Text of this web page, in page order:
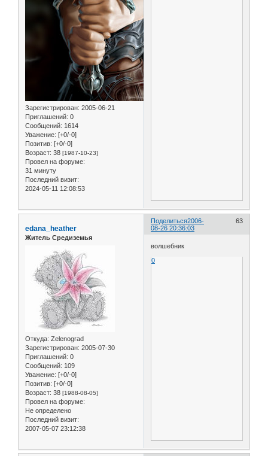
Зарегистрирован: 2005-06-21
Приглашений: 0
Сообщений: 1614
Уважение: [+0/-0]
Позитив: [+0/-0]
Возраст: 38 [1987-10-23]
Провел на форуме:
31 минуту
Последний визит:
2024-05-11 12:08:53
Поделиться 63
2006-
08-26 20:36:03
edana_heather
Житель Средиземья
Откуда: Zelenograd
Зарегистрирован: 2005-07-30
Приглашений: 0
Сообщений: 109
Уважение: [+0/-0]
Позитив: [+0/-0]
Возраст: 38 [1988-08-05]
Провел на форуме:
Не определено
Последний визит:
2007-05-07 23:12:38
волшебник
0